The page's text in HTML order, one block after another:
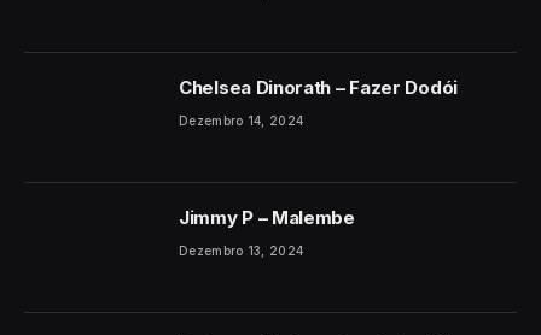
Chelsea Dinorath – Fazer Dodói
Dezembro 14, 2024
Jimmy P – Malembe
Dezembro 13, 2024